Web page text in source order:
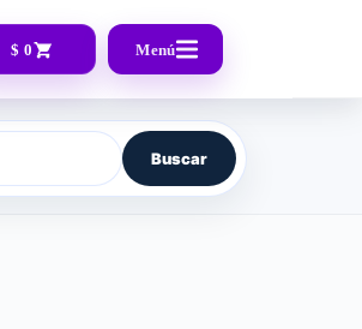
$ 0 Menú
Buscar